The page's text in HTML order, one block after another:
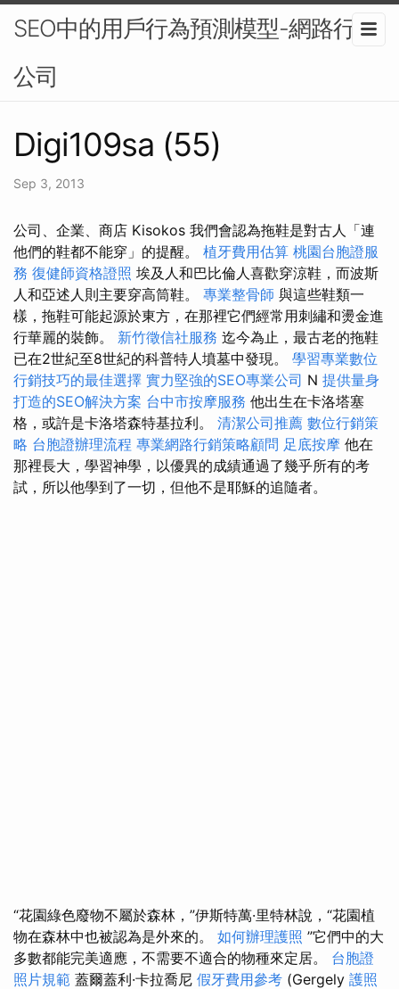
SEO中的用戶行為預測模型-網路行銷
公司
Digi109sa (55)
Sep 3, 2013
公司、企業、商店 Kisokos 我們會認為拖鞋是對古人「連
他們的鞋都不能穿」的提醒。 植牙費用估算 桃園台胞證服
務 復健師資格證照 埃及人和巴比倫人喜歡穿涼鞋，而波斯
人和亞述人則主要穿高筒鞋。 專業整骨師 與這些鞋類一
樣，拖鞋可能起源於東方，在那裡它們經常用刺繡和燙金進
行華麗的裝飾。 新竹徵信社服務 迄今為止，最古老的拖鞋
已在2世紀至8世紀的科普特人墳墓中發現。 學習專業數位
行銷技巧的最佳選擇 實力堅強的SEO專業公司 N 提供量身
打造的SEO解決方案 台中市按摩服務 他出生在卡洛塔塞
格，或許是卡洛塔森特基拉利。 清潔公司推薦 數位行銷策
略 台胞證辦理流程 專業網路行銷策略顧問 足底按摩 他在
那裡長大，學習神學，以優異的成績通過了幾乎所有的考
試，所以他學到了一切，但他不是耶穌的追隨者。
“花園綠色廢物不屬於森林，”伊斯特萬·里特林說，“花園植
物在森林中也被認為是外來的。 如何辦理護照 ”它們中的大
多數都能完美適應，不需要不適合的物種來定居。 台胞證
照片規範 蓋爾蓋利·卡拉喬尼 假牙費用參考 (Gergely 護照